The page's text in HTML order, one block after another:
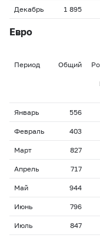
Декабрь 1 895
Евро
Период Общий
Январь 556
Февраль 403
Март 827
Апрель 717
Май 944
Июнь 796
Июль 847